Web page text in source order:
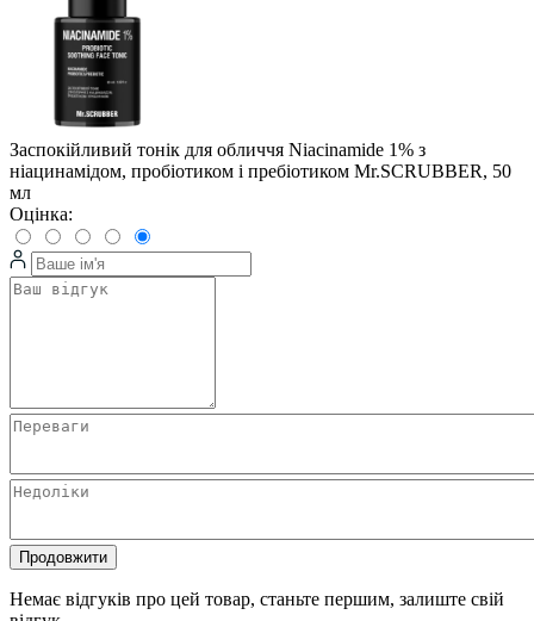
Заспокійливий тонік для обличчя Niacinamide 1% з
ніацинамідом, пробіотиком і пребіотиком Mr.SCRUBBER, 50
мл
Оцінка:
Продовжити
Немає відгуків про цей товар, станьте першим, залиште свій